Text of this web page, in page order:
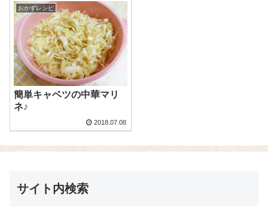
おかずレシピ
簡単キャベツの中華マリ
ネ♪
2018.07.08
サイト内検索